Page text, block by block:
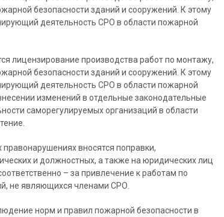
безопасности зданий и сооружений. К этому
деятельность СРО в области пожарной
лицензирование производства работ по монтажу,
безопасности зданий и сооружений. К этому
деятельность СРО в области пожарной
изменений в отдельные законодательные
саморегулируемых организаций в области
вносятся поправки,
и должностных, а также на юридических лиц
– за привлечение к работам по
не являющихся членами СРО.
норм и правил пожарной безопасности в